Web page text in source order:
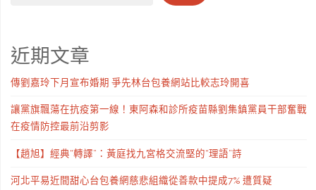
近期文章
傳劉嘉玲下月宣布婚期 爭先林台包養網站比較志玲開喜
讓黨旗飄蕩在抗疫第一線！東阿森和診所疫苗縣劉集鎮黨員干部奮戰
在疫情防控最前沿剪影
【趙旭】經典“轉譯”：黃庭找九宮格交流堅的“理語”詩
河北平易近間甜心台包養網慈悲組織從善款中提成7% 遭質疑